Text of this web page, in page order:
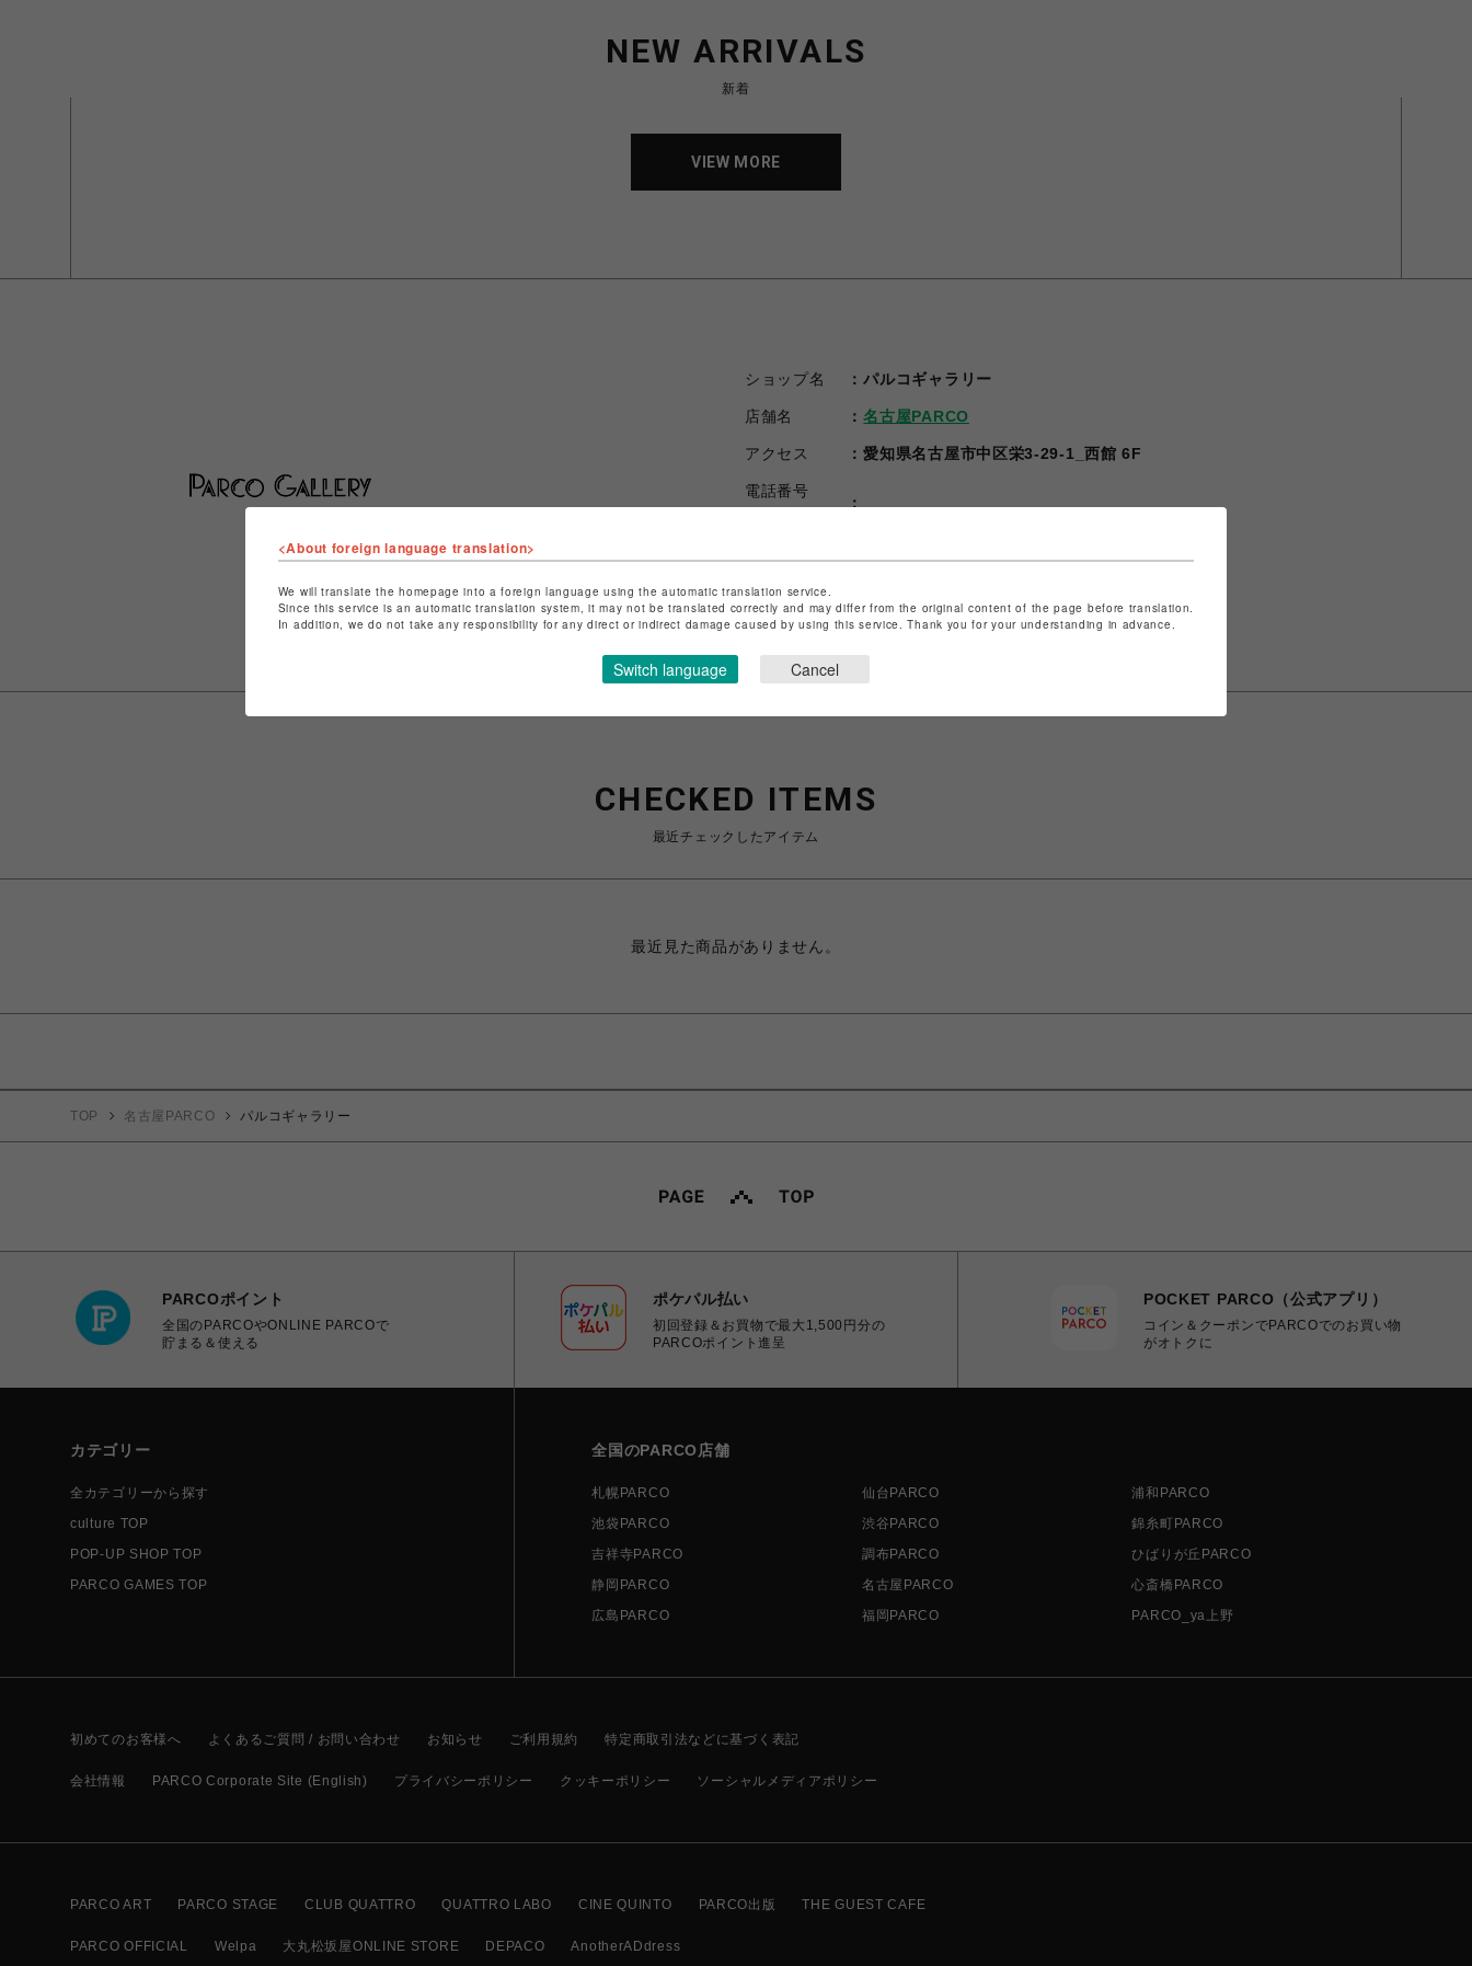
NEW ARRIVALS
新着
VIEW MORE
VIEW MORE
ショップ名 パルコギャラリー
店舗名 名古屋PARCO
アクセス 愛知県名古屋市中区栄3-29-1_西館 6F
電話番号
特定商取引法など法令に基づく表記は
CHECKED ITEMS
最近チェックしたアイテム
最近見た商品がありません。
TOP 名古屋PARCO パルコギャラリー
PARCOポイント
全国のPARCOやONLINE PARCOで
貯まる＆使える
ポケパル払い
初回登録＆お買物で最大1,500円分の
PARCOポイント進呈
POCKET PARCO（公式アプリ）
コイン＆クーポンでPARCOでのお買い物
がオトクに
カテゴリー
全カテゴリーから探す
culture TOP
POP-UP SHOP TOP
PARCO GAMES TOP
全国のPARCO店舗
札幌PARCO 仙台PARCO
浦和PARCO
池袋PARCO
渋谷PARCO
錦糸町PARCO
吉祥寺PARCO
調布PARCO
ひばりが丘PARCO
静岡PARCO
名古屋PARCO
心斎橋PARCO
広島PARCO
福岡PARCO PARCO_ya上野
初めてのお客様へ よくあるご質問 / お問い合わせ お知らせ ご利用規約 特定商取引法などに基づく表記
会社情報 PARCO Corporate Site (English) プライバシーポリシー クッキーポリシー ソーシャルメディアポリシー
PARCO ART PARCO STAGE CLUB QUATTRO QUATTRO LABO CINE QUINTO PARCO出版 THE GUEST CAFE
PARCO OFFICIAL Welpa 大丸松坂屋ONLINE STORE DEPACO AnotherADdress
<About foreign language translation>
We will translate the homepage into a foreign language using the automatic translation service.
Since this service is an automatic translation system, it may not be translated correctly and may differ from the original content of the page before translation.
In addition, we do not take any responsibility for any direct or indirect damage caused by using this service. Thank you for your understanding in advance.
Switch language Cancel